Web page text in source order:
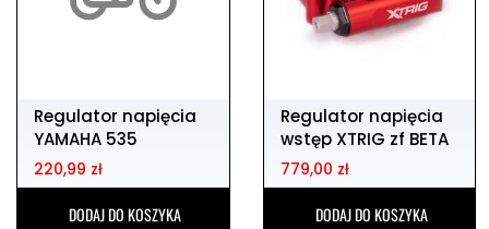
Regulator napięcia
YAMAHA 535
220,99 zł
DODAJ DO KOSZYKA
Regulator napięcia
wstęp XTRIG zf BETA
rr 19-
779,00 zł
DODAJ DO KOSZYKA